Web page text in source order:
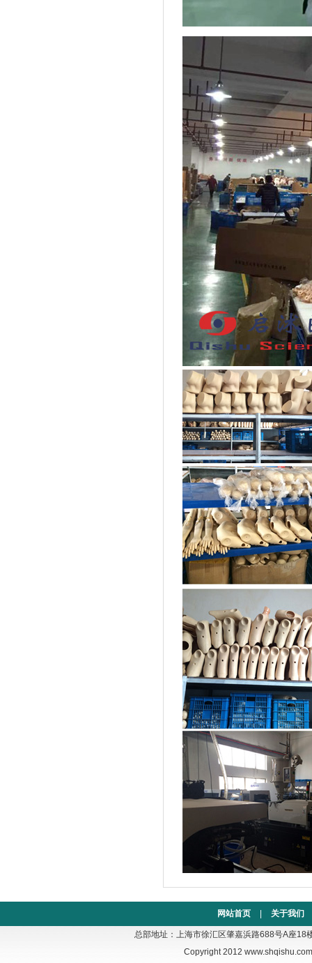
网站首页 关于我们
总部地址：上海市徐汇区肇嘉浜路688号A座
Copyright 2012 www.shqishu.com